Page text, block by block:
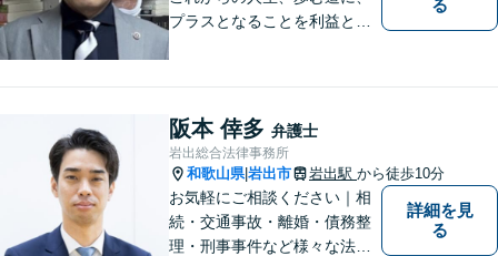
プラスとなることを利益と考
はもちろん、関西・関東から
ご相談いただくこともありま
す。
る
阪本 倖多 弁護士
岩出総合法律事務所
和歌山県|岩出市 岩出駅 から徒歩10分
お気軽にご相談ください｜相
続・交通事故・離婚・債務整
理・刑事事件など様々な法律
詳細を見
る